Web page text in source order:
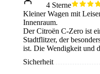
4 Sterne
Kleiner Wagen mit
Innenraum.
Der Citroën C-Zero ist
Stadtflitzer, der
ist. Die Wendigkeit und
machen ihn ideal für die
Ein Pluspunkt ist die
Sicherheit